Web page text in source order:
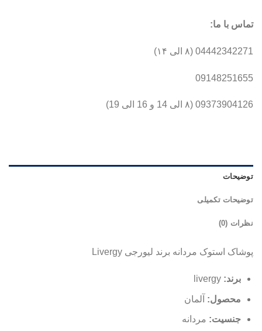
تماس با ما:
04442342271 (۸ الی ۱۴)
09148251655
09373904126 (۸ الی 14 و 16 الی 19)
توضیحات
توضیحات تکمیلی
نظرات (0)
پوشاک استوک مردانه برند لیورجی Livergy
برند:
محصول: آلمان
جنسیت: مردانه